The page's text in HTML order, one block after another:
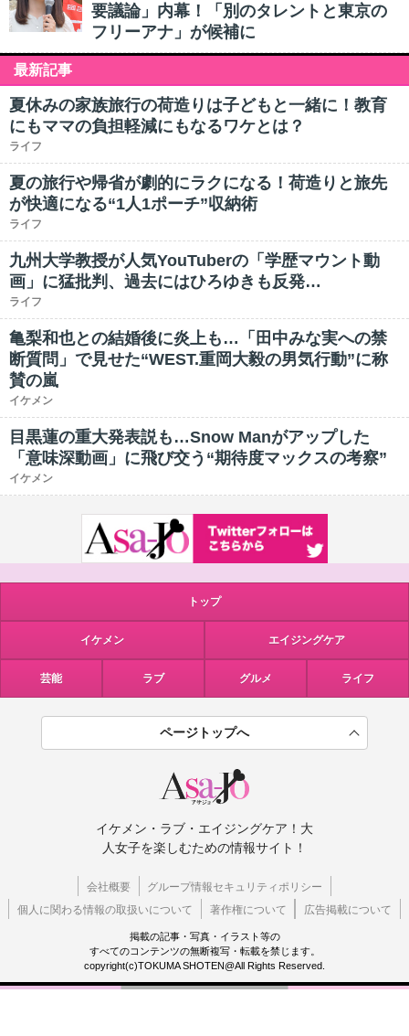
要議論」内幕！「別のタレントと東京の
フリーアナ」が候補に
最新記事
夏休みの家族旅行の荷造りは子どもと一緒に！教育
にもママの負担軽減にもなるワケとは？
ライフ
夏の旅行や帰省が劇的にラクになる！荷造りと旅先
が快適になる“1人1ポーチ”収納術
ライフ
九州大学教授が人気YouTuberの「学歴マウント動
画」に猛批判、過去にはひろゆきも反発…
ライフ
亀梨和也との結婚後に炎上も…「田中みな実への禁
断質問」で見せた“WEST.重岡大毅の男気行動”に称
賛の嵐
イケメン
目黒蓮の重大発表説も…Snow Manがアップした
「意味深動画」に飛び交う“期待度マックスの考察”
イケメン
トップ
イケメン エイジングケア
芸能 ラブ グルメ ライフ
ページトップへ
イケメン・ラブ・エイジングケア！大
人女子を楽しむための情報サイト！
会社概要
グループ情報セキュリティポリシー
個人に関わる情報の取扱いについて
著作権について 広告掲載について
掲載の記事・写真・イラスト等の
すべてのコンテンツの無断複写・転載を禁じます。
copyright(c)TOKUMA SHOTEN@All Rights Reserved.